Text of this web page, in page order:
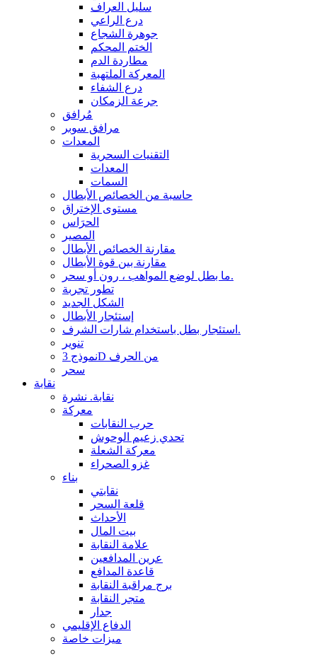
سليل العراف
درع الراعي
جوهرة الشجاع
الختم المحكم
مطاردة الدم
المعركة الملتهبة
درع الشفاء
جرعة الزمكان
مُرافق
مرافق سوبر
المعدات
التقنيات السحرية
المعدات
السمات
حاسبة من الخصائص الأبطال
مستوى الإختراق
الحرَاس
المصير
مقارنة الخصائص الأبطال
مقارنة بين قوة الأبطال
ما بطل لوضع المواهب ، رون أو سحر.
تطور تجربة
الشكل الجديد
إستئجار الأبطال
استئجار بطل باستخدام شارات الشرف.
تنوير
نموذج 3D من الحرف
سحر
نقابة
نقابة. نشرة
معركة
حرب النقابات
تحدي زعيم الوحوش
معركة الشعلة
غزو الصحراء
بناء
نقابتي
قلعة السحر
الأحداث
بيت المال
علامة النقابة
عرين المدافعين
قاعدة المدافع
برج مراقبة النقابة
متجر النقابة
جدار
الدفاع الإقليمي
ميزات خاصة